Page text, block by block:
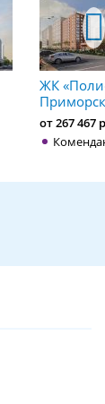
ЖК
от 267 467